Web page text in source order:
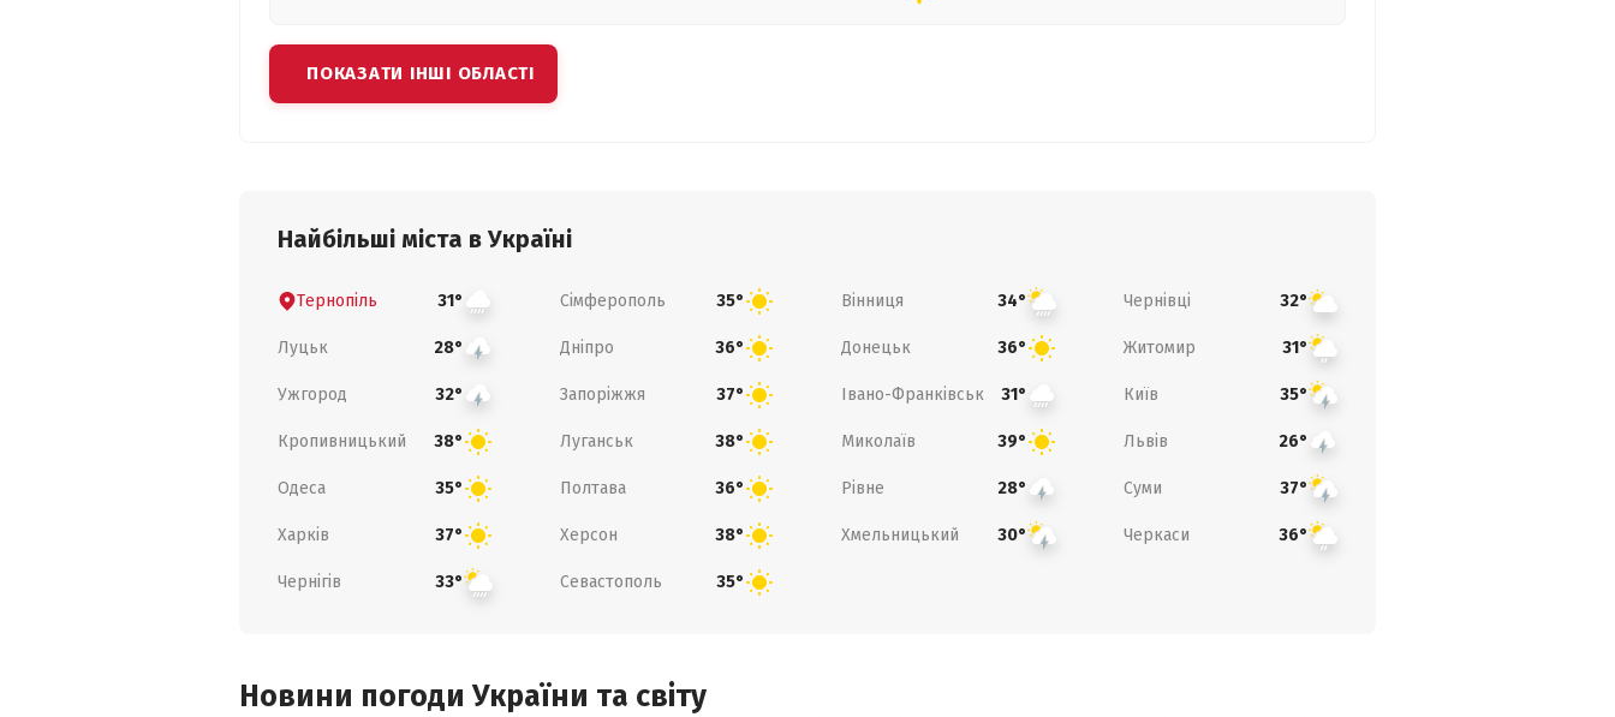
ПОКАЗАТИ ІНШІ ОБЛАСТІ
Найбільші міста в Україні
Тернопіль 31° Сімферополь 35° Вінниця 34° Чернівці 32°
Луцьк 28° Дніпро 36° Донецьк 36° Житомир 31°
Ужгород 32° Запоріжжя 37° Івано-Франківськ 31° Київ 35°
Кропивницький 38° Луганськ 38° Миколаїв 39° Львів 26°
Одеса 35° Полтава 36° Рівне 28° Суми 37°
Харків 37° Херсон 38° Хмельницький 30° Черкаси 36°
Чернігів 33° Севастополь 35°
Новини погоди України та світу